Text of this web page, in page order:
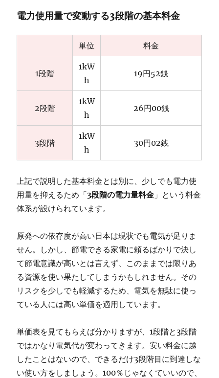
電力使用量で変動する3段階の基本料金
単位 料金
1段階
1kW
h
19円52銭
2段階
1kW
h
26円00銭
3段階
1kW
h
30円02銭
上記で説明した基本料金とは別に、少しでも電力使
用量を抑えるため「3段階の電力量料金 」という料金
体系が設けられています。
原発への依存度が高い日本は現状でも電気が足りま
せん。しかし、節電できる家電に頼るばかりで決し
て節電意識が高いとは言えず、このままでは限りあ
る資源を使い果たしてしまうかもしれません。その
リスクを少しでも軽減するため、電気を無駄に使っ
ている人には高い単価を適用しています。
単価表を見てもらえば分かりますが、1段階と3段階
ではかなり電気代が変わってきます。安い料金に越
したことはないので、できるだけ3段階目に到達しな
い使い方をしましょう。100％じゃなくていいので、